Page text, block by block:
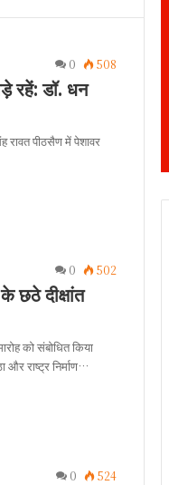
0 508
रहें: डॉ. धन
रावत पीठसैण में पेशावर
0 502
छठे दीक्षांत
को संबोधित किया
और राष्ट्र निर्माण…
0 524